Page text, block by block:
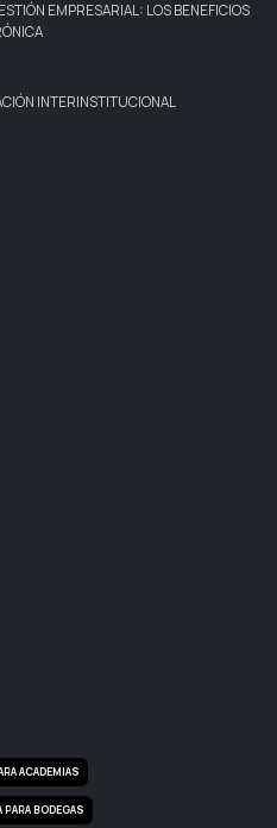
EMPRESARIAL: LOS BENEFICIOS
INTERINSTITUCIONAL
ACADEMIAS
BODEGAS